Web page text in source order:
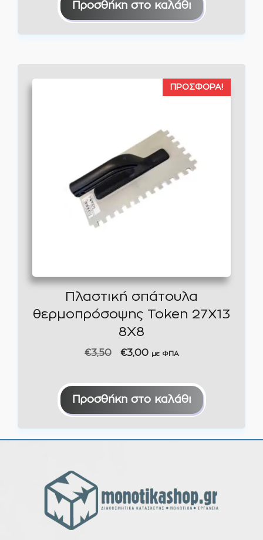
Προσθήκη στο καλάθι
ΠΡΟΣΦΟΡΆ!
Πλαστική σπάτουλα
θερμοπρόσοψης Token 27X13
8Χ8
€3,50
Original
was:
€3,50.
€3,00Η
τιμή
είναι:
με ΦΠΑ
Προσθήκη στο καλάθι